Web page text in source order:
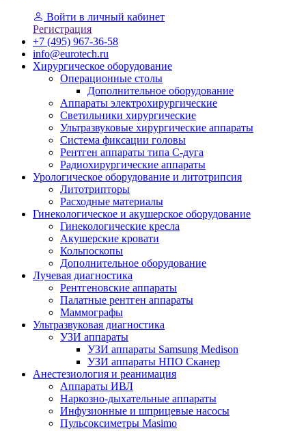
Войти в личный кабинет
Регистрация
+7 (495) 967-36-58
info@eurotech.ru
Хирургическое оборудование
Операционные столы
Дополнительное оборудование
Аппараты электрохирургические
Светильники хирургические
Ультразвуковые хирургические аппараты
Система фиксации головы
Рентген аппараты типа С-дуга
Радиохирургические аппараты
Урологическое оборудование и литотрипсия
Литотрипторы
Расходные материалы
Гинекологическое и акушерское оборудование
Гинекологические кресла
Акушерские кровати
Кольпоскопы
Дополнительное оборудование
Лучевая диагностика
Рентгеновские аппараты
Палатные рентген аппараты
Маммографы
Ультразвуковая диагностика
УЗИ аппараты
УЗИ аппараты Samsung Medison
УЗИ аппараты НПО Сканер
Анестезиология и реанимация
Аппараты ИВЛ
Наркозно-дыхательные аппараты
Инфузионные и шприцевые насосы
Пульсоксиметры Masimo